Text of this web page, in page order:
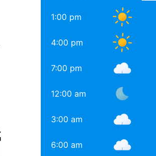
1:00 pm
4:00 pm
7:00 pm
12:00 am
3:00 am
6:00 am